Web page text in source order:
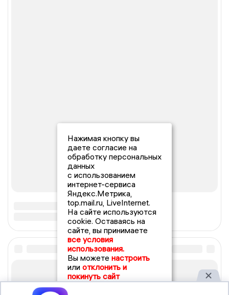
Нажимая кнопку вы
даете согласие на
обработку персональных
данных
с использованием
интернет-сервиса
Яндекс.Метрика,
top.mail.ru, LiveInternet.
На сайте используются
cookie. Оставаясь на
сайте, вы принимаете
все условия
использования.
Вы можете настроить
или отклонить и
покинуть сайт